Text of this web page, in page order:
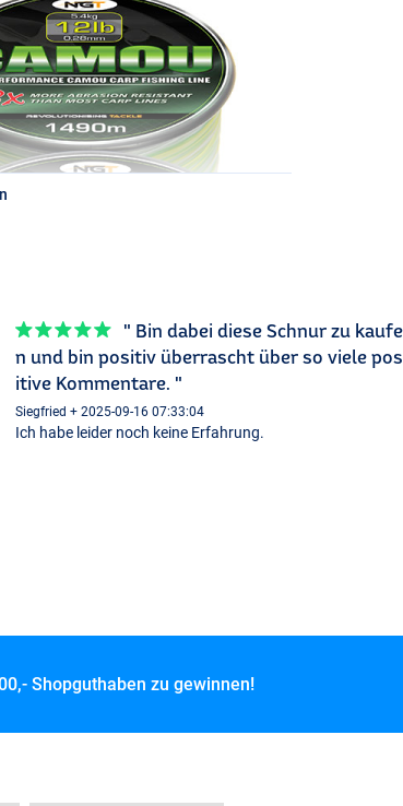
" Bin dabei diese Schnur zu kaufe
n und bin positiv überrascht über so viele pos
itive Kommentare. "
Siegfried + 2025-09-16 07:33:04
Ich habe leider noch keine Erfahrung.
Shopguthaben zu gewinnen!